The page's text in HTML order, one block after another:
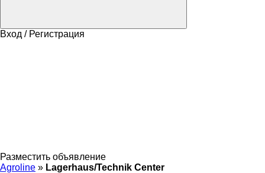
Вход / Регистрация
Разместить объявление
Agroline » Lagerhaus/Technik Center